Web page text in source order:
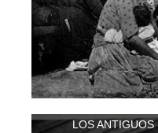
LOS ANTIGUOS